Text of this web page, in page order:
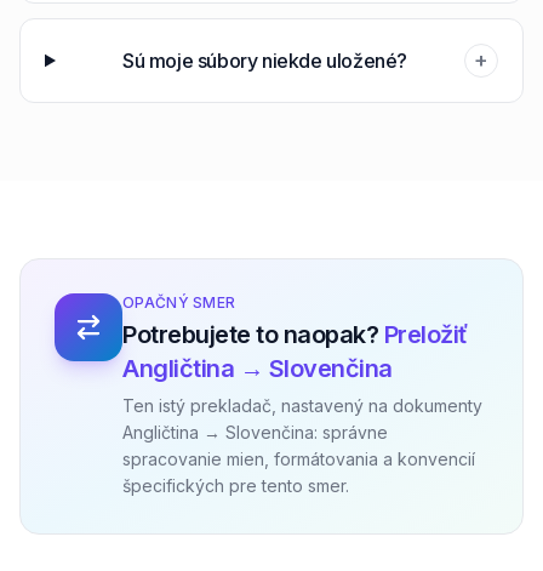
Sú moje súbory niekde uložené? +
OPAČNÝ SMER
Potrebujete to naopak? Preložiť
Angličtina → Slovenčina
Ten istý prekladač, nastavený na dokumenty
Angličtina → Slovenčina: správne
spracovanie mien, formátovania a konvencií
špecifických pre tento smer.